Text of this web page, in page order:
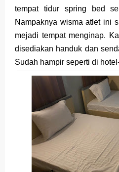
tempat tidur spring bed
Nampaknya wisma atlet ini
mejadi tempat menginap.
disediakan handuk dan
Sudah hampir seperti di